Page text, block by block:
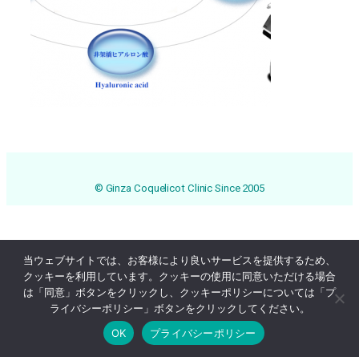
Online Reservation 03-3569-1233
© Ginza Coquelicot Clinic Since 2005
当ウェブサイトでは、お客様により良いサービスを提供するため、
クッキーを利用しています。クッキーの使用に同意いただける場合
は「同意」ボタンをクリックし、クッキーポリシーについては「プ
ライバシーポリシー」ボタンをクリックしてください。
OK
プライバシーポリシー